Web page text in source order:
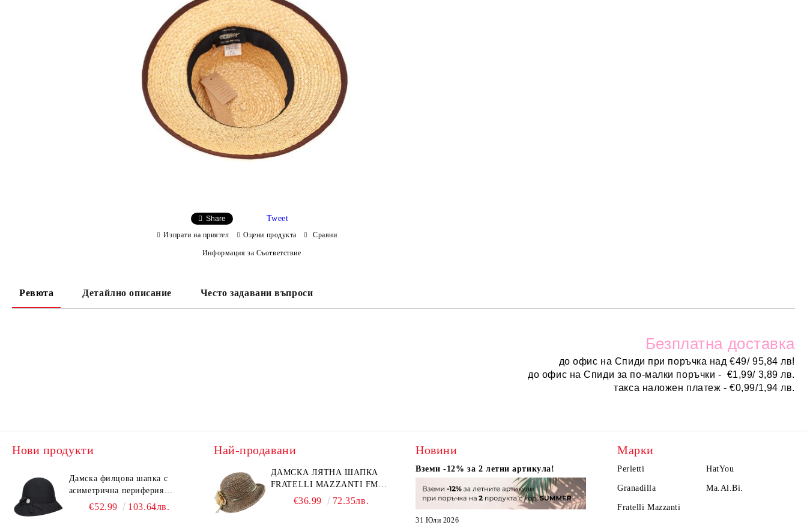
Share Tweet
Изпрати на приятел Оцени продукта Сравни
Информация за Съответствие
Ревюта Детайлно описание Често задавани въпроси
Безплатна доставка
до офис на Спиди при поръчка над€49/ 95,84 лв!
до офис на Спиди за по-малки поръчки - €1,99/ 3,89 лв.
такса наложен платеж -€0,99/1,94 лв.
Нови продукти
Дамска филцова шапка с
асиметрична периферия
HatYou CF0376 | Черен
€52.99 103.64лв.
Най-продавани
ДАМСКА ЛЯТНА ШАПКА
FRATELLI MAZZANTI FM
6774, НАТУРАЛЕН/ЖЪЛТО
€36.99 72.35лв.
Новини
Вземи -12% за 2 летни артикула!
31 Юли 2026
Марки
Perletti HatYou
Granadilla Ma.Al.Bi.
Fratelli Mazzanti